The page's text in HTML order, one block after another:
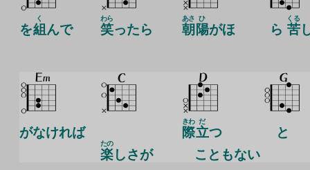
を組
く
んで 笑
わら
ったら 朝
あさ
陽
ひ
がほ ら 苦
くる
がなければ
楽
たの
しさが
際
きわ
立
だ
つ
こともない
と